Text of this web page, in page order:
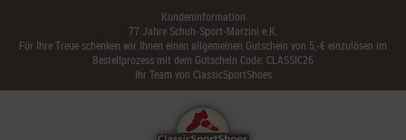
Kundeninformation
77 Jahre Schuh-Sport-Marzini e.K.
Für Ihre Treue schenken wir Ihnen einen allgemeinen Gutschein von 5,-€ einzulösen im
Bestellprozess mit dem Gutschein Code: CLASSIC26
Ihr Team von ClassicSportShoes